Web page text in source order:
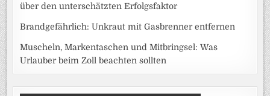
über den unterschätzten Erfolgsfaktor
Brandgefährlich: Unkraut mit Gasbrenner entfernen
Muscheln, Markentaschen und Mitbringsel: Was
Urlauber beim Zoll beachten sollten